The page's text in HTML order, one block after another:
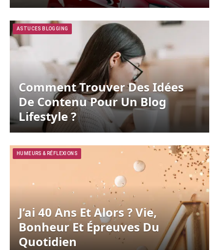
ASTUCES BLOGGING
Comment Trouver Des Idées
De Contenu Pour Un Blog
Lifestyle ?
HUMEURS & RÉFLEXIONS
J’ai 40 Ans Et Alors ? Vie,
Bonheur Et Épreuves Du
Quotidien